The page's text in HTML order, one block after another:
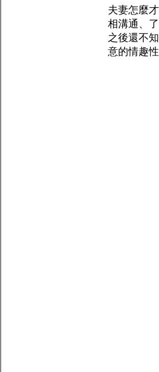
夫妻怎麼
相溝通、
之後還不
意的情趣性